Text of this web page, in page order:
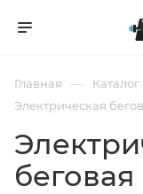
Главная — Каталог
Электрическая